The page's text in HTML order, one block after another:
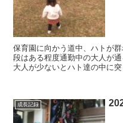
保育園に向かう道中、ハトが
段はある程度通勤中の大人が
大人が少ないとハト達の中に
成長記録